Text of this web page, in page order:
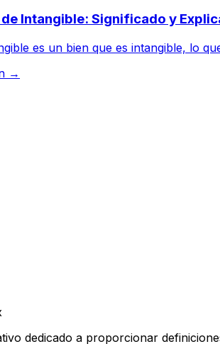
Intangible: Significado y
es un bien que es intangible, lo
→
dedicado a proporcionar